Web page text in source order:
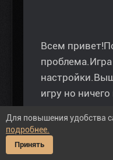
Всем
игру но
Для повышения удобства
подробнее.
Принять